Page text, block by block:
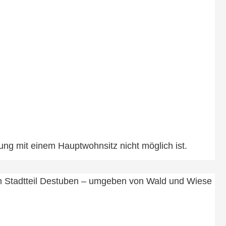
mit einem Hauptwohnsitz nicht möglich ist.
Destuben – umgeben von Wald und Wiese